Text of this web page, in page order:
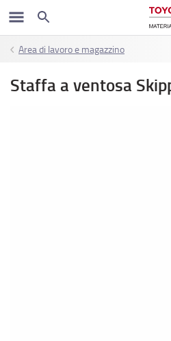
Area di lavoro e magazzino
Staffa a ventosa